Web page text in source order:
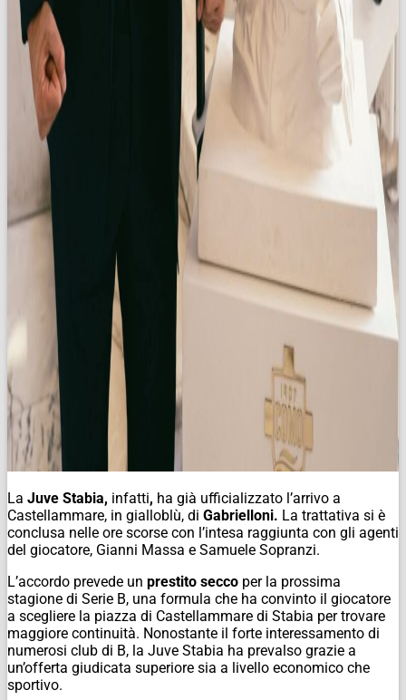
La Juve Stabia, infatti, ha già ufficializzato l’arrivo a
Castellammare, in gialloblù, di Gabrielloni. La trattativa si è
conclusa nelle ore scorse con l’intesa raggiunta con gli agenti
del giocatore, Gianni Massa e Samuele Sopranzi.
L’accordo prevede un prestito secco per la prossima
stagione di Serie B, una formula che ha convinto il giocatore
a scegliere la piazza di Castellammare di Stabia per trovare
maggiore continuità. Nonostante il forte interessamento di
numerosi club di B, la Juve Stabia ha prevalso grazie a
un’offerta giudicata superiore sia a livello economico che
sportivo.